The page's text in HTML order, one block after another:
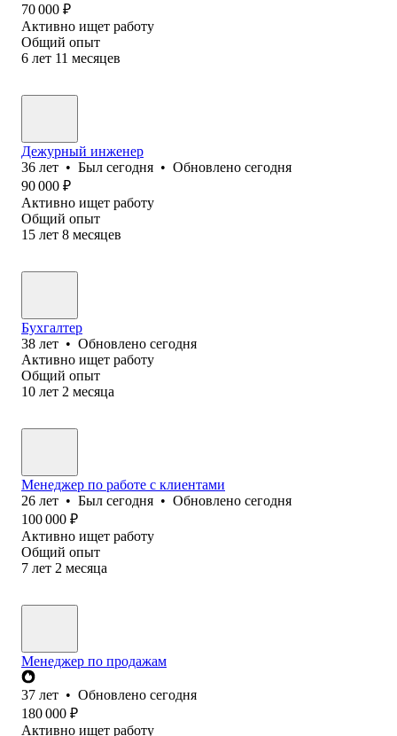
70 000 ₽
Активно ищет работу
Общий опыт
6 лет 11 месяцев
Дежурный инженер
36 лет • Был сегодня • Обновлено сегодня
90 000 ₽
Активно ищет работу
Общий опыт
15 лет 8 месяцев
Бухгалтер
38 лет • Обновлено сегодня
Активно ищет работу
Общий опыт
10 лет 2 месяца
Менеджер по работе с клиентами
26 лет • Был сегодня • Обновлено сегодня
100 000 ₽
Активно ищет работу
Общий опыт
7 лет 2 месяца
Менеджер по продажам
37 лет • Обновлено сегодня
180 000 ₽
Активно ищет работу